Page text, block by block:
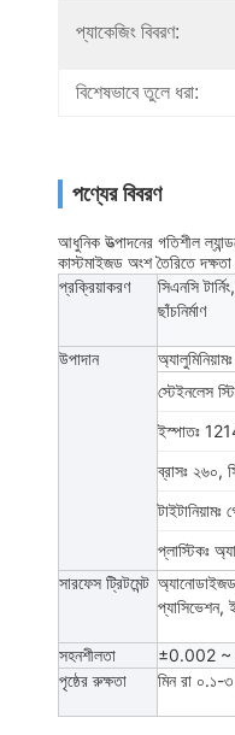
প্যাকেজিং বিবরণ:
বিশেষভাবে তুলে ধরা:
পণ্যের বিবরণ
আধুনিক উত্পাদনের গতিশীল
কাস্টমাইজড অংশ তৈরিতে
প্রক্রিয়াকরণ
সিএনসি
ছাঁচনির্মাণ
উপাদান
স্টেইনলেস
ইস্পাতঃ
ব্রাসঃ
প্লাস্টিকঃ
সারফেস ট্রিটমেন্ট
প্যাসিভেশন,
সহনশীলতা
±0.002 ~
পৃষ্ঠের রুক্ষতা
মিন রা ০.১-